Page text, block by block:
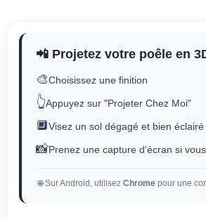
📲 Projetez votre poêle en
🎨Choisissez une finition
👆Appuyez sur "Projeter Chez Moi"
🔲Visez un sol dégagé et bien éclairé
📸Prenez une capture d'écran si
🌐 Sur Android, utilisez Chrome pour une